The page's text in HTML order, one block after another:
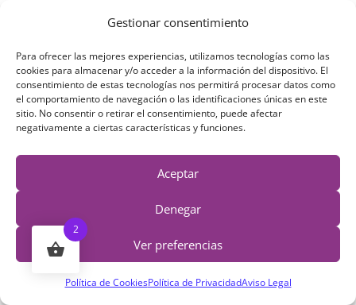
Gestionar consentimiento
Para ofrecer las mejores experiencias, utilizamos tecnologías como las
cookies para almacenar y/o acceder a la información del dispositivo. El
consentimiento de estas tecnologías nos permitirá procesar datos como
el comportamiento de navegación o las identificaciones únicas en este
sitio. No consentir o retirar el consentimiento, puede afectar
negativamente a ciertas características y funciones.
Aceptar
Denegar
Ver preferencias
Política de CookiesPolítica de PrivacidadAviso Legal
Tu Carrito
¡Tu pasión, es nuestra pasión!
Queremos acercarte arcilla polimérica de alta
calidad. Ya no necesitarás nunca más, buscarla
2